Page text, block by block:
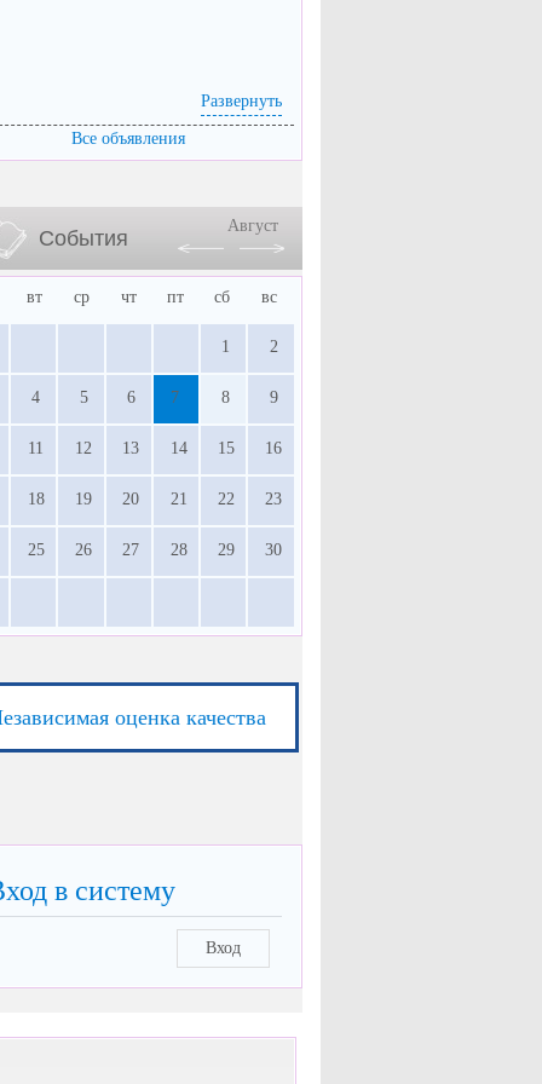
Развернуть
Все объявления
События
Август
вт ср чт пт сб вс
1 2
4 5 6 7 8 9
11 12 13 14 15 16
18 19 20 21 22 23
25 26 27 28 29 30
оценка качества
в систему
Вход